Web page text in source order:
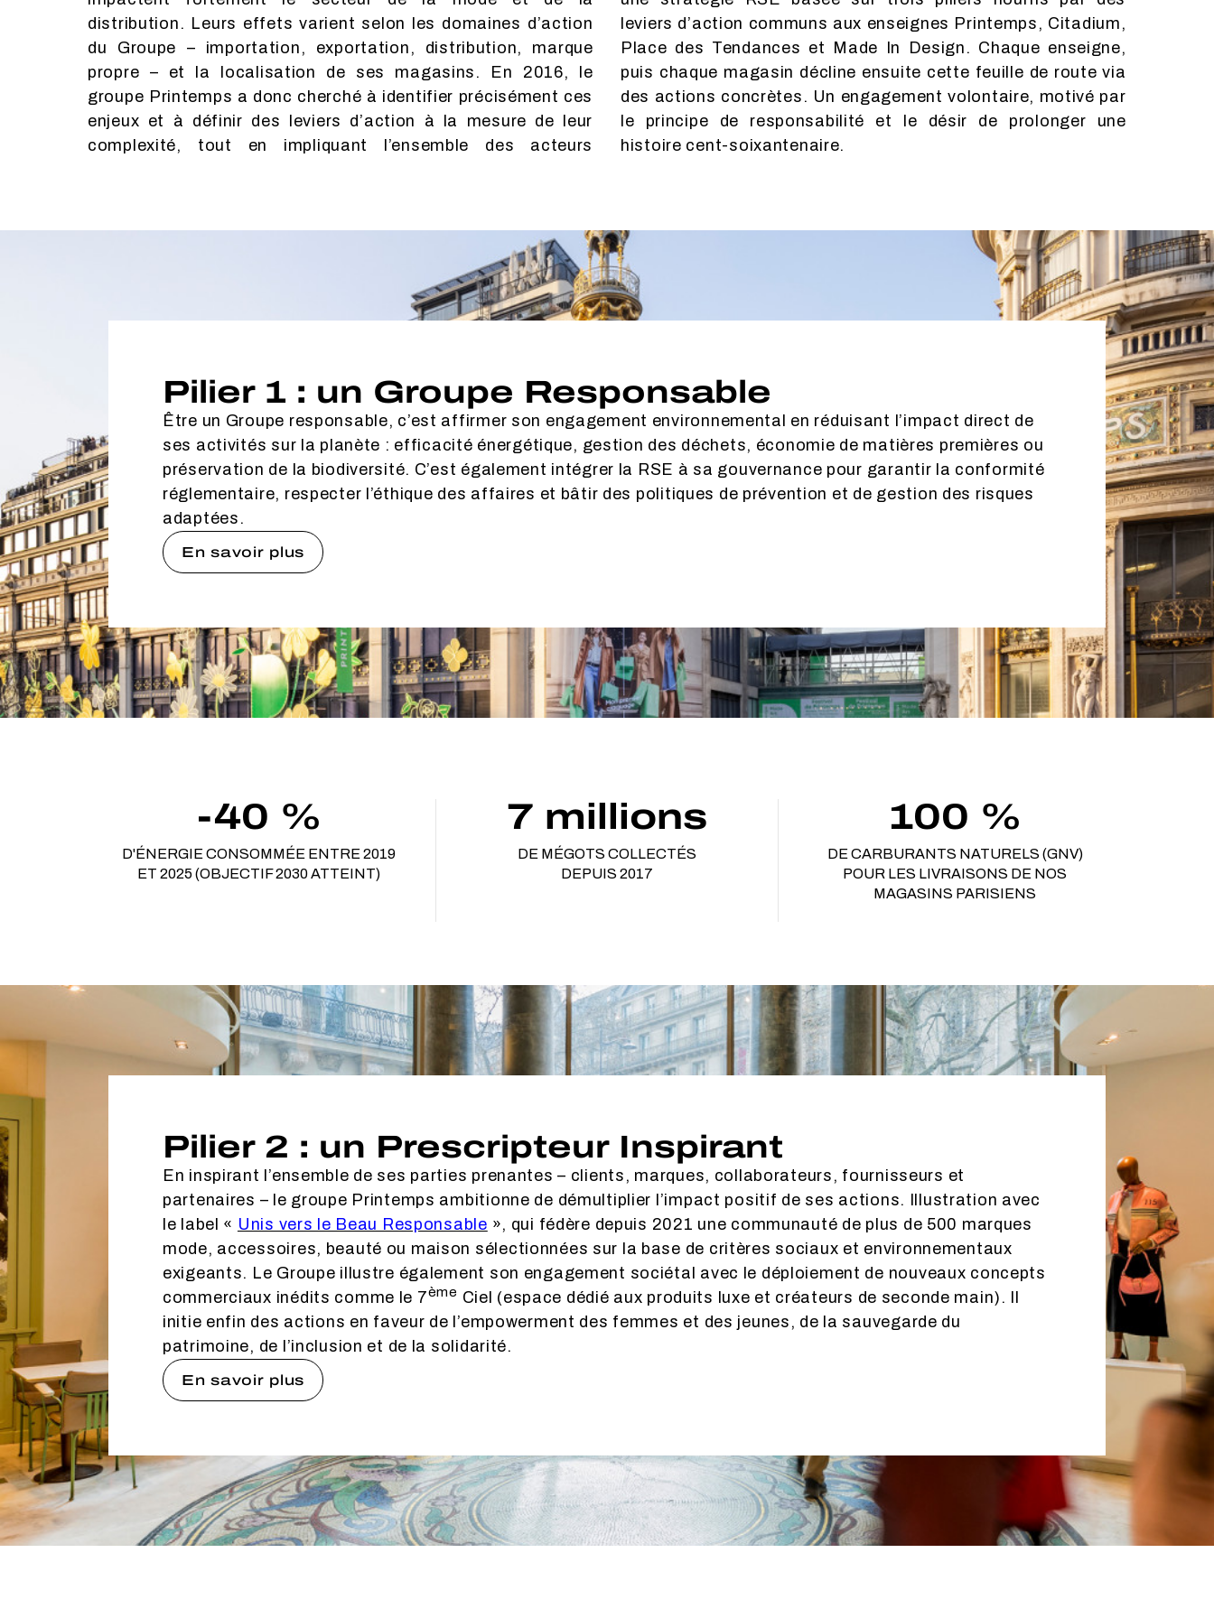
distribution. Leurs effets varient selon les domaines d’action
du Groupe – importation, exportation, distribution, marque
propre – et la localisation de ses magasins. En 2016, le
groupe Printemps a donc cherché à identifier précisément ces
enjeux et à définir des leviers d’action à la mesure de leur
complexité, tout en impliquant l’ensemble des acteurs
leviers d’action communs aux enseignes Printemps, Citadium,
Place des Tendances et Made In Design. Chaque enseigne,
puis chaque magasin décline ensuite cette feuille de route via
des actions concrètes. Un engagement volontaire, motivé par
le principe de responsabilité et le désir de prolonger une
histoire cent-soixantenaire.
Pilier 1 : un Groupe Responsable
Être un Groupe responsable, c’est affirmer son engagement environnemental en réduisant l’impact direct de
ses activités sur la planète : efficacité énergétique, gestion des déchets, économie de matières premières ou
préservation de la biodiversité. C’est également intégrer la RSE à sa gouvernance pour garantir la conformité
réglementaire, respecter l’éthique des affaires et bâtir des politiques de prévention et de gestion des risques
adaptées.
En savoir plus
-40 %
D'ÉNERGIE CONSOMMÉE ENTRE 2019
ET 2025 (OBJECTIF 2030 ATTEINT)
7 millions
DE MÉGOTS COLLECTÉS
DEPUIS 2017
100 %
DE CARBURANTS NATURELS (GNV)
POUR LES LIVRAISONS DE NOS
MAGASINS PARISIENS
Pilier 2 : un Prescripteur Inspirant
En inspirant l’ensemble de ses parties prenantes – clients, marques, collaborateurs, fournisseurs et
partenaires – le groupe Printemps ambitionne de démultiplier l’impact positif de ses actions. Illustration avec
le label « Unis vers le Beau Responsable », qui fédère depuis 2021 une communauté de plus de 500 marques
mode, accessoires, beauté ou maison sélectionnées sur la base de critères sociaux et environnementaux
exigeants. Le Groupe illustre également son engagement sociétal avec le déploiement de nouveaux concepts
commerciaux inédits comme le 7ème Ciel (espace dédié aux produits luxe et créateurs de seconde main). Il
initie enfin des actions en faveur de l’empowerment des femmes et des jeunes, de la sauvegarde du
patrimoine, de l’inclusion et de la solidarité.
En savoir plus